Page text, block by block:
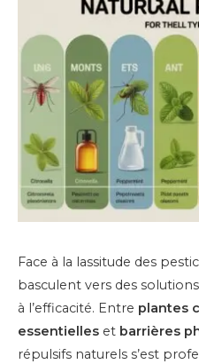
Face à la lassitude des
basculent vers des
à l’efficacité. Entre plantes
essentielles et barrières
répulsifs naturels s’est